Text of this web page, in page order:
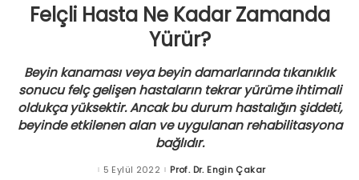
Felçli Hasta Ne Kadar Zamanda
Yürür?
Beyin kanaması veya beyin damarlarında tıkanıklık
sonucu felç gelişen hastaların tekrar yürüme ihtimali
oldukça yüksektir. Ancak bu durum hastalığın şiddeti,
beyinde etkilenen alan ve uygulanan rehabilitasyona
bağlıdır.
5 Eylül 2022 Posted
Prof. Dr. Engin Çakar